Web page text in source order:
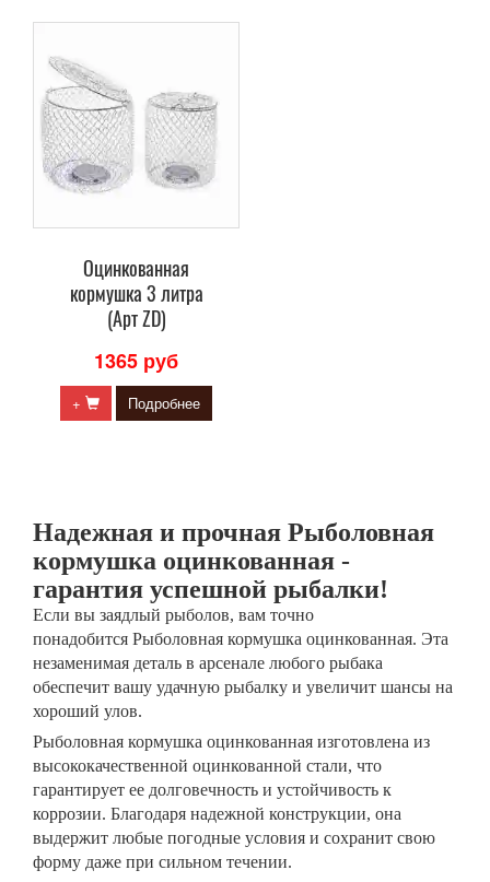
Оцинкованная
кормушка 3 литра
(Арт ZD)
1365 руб
+ Подробнее
Надежная и прочная Рыболовная
кормушка оцинкованная -
гарантия успешной рыбалки!
Если вы заядлый рыболов, вам точно
понадобится Рыболовная кормушка оцинкованная. Эта
незаменимая деталь в арсенале любого рыбака
обеспечит вашу удачную рыбалку и увеличит шансы на
хороший улов.
Рыболовная кормушка оцинкованная изготовлена из
высококачественной оцинкованной стали, что
гарантирует ее долговечность и устойчивость к
коррозии. Благодаря надежной конструкции, она
выдержит любые погодные условия и сохранит свою
форму даже при сильном течении.